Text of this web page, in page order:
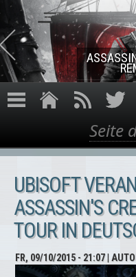
Direkt
Suche
UBISOFT
ASSASSIN'S
TOUR IN
FR, 09/10/2015 - 21:07|